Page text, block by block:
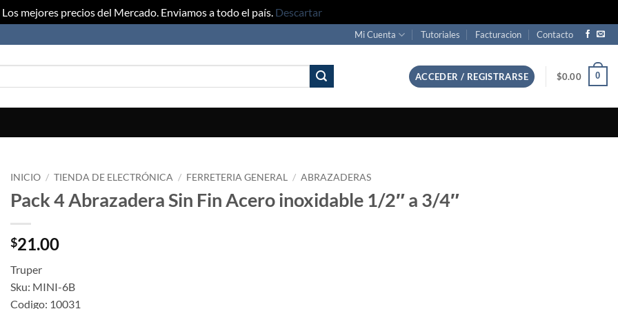
Los mejores precios del Mercado. Enviamos a todo el país. Descartar
Mi Cuenta Tutoriales Facturacion Contacto
ACCEDER / REGISTRARSE $0.00 0
INICIO / TIENDA DE ELECTRÓNICA / FERRETERIA GENERAL / ABRAZADERAS
Pack 4 Abrazadera Sin Fin Acero inoxidable 1/2″ a 3/4″
$21.00
Truper
Sku: MINI-6B
Codigo: 10031